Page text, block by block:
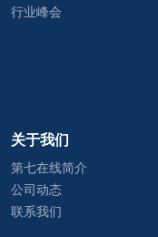
行业峰会
关于我们
第七在线简介
公司动态
联系我们